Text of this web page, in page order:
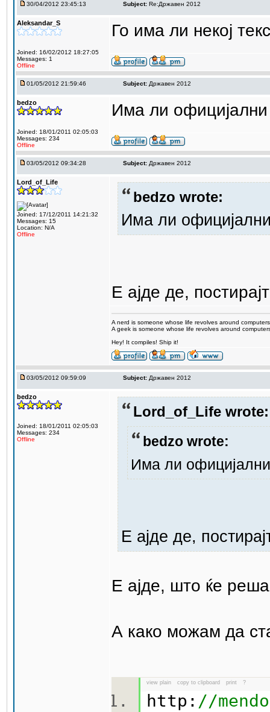
30/04/2012 23:45:13 Subject: Re:Државен 2012
Aleksandar_S
Joined: 16/02/2012 18:27:05
Messages: 1
Offline
Го има ли некој
01/05/2012 21:59:46 Subject: Државен 2012
bedzo
Joined: 18/01/2011 02:05:03
Messages: 234
Offline
Има ли официјални
03/05/2012 09:34:28 Subject: Државен 2012
Lord_of_Life
Joined: 17/12/2011 14:21:32
Messages: 15
Location: N/A
Offline
bedzo wrote:
Има ли
Е ајде де,
A nerd is someone whose life revolves around
A geek is someone whose life revolves around
Hey! It compiles! Ship it!
03/05/2012 09:59:09 Subject: Државен 2012
bedzo
Joined: 18/01/2011 02:05:03
Messages: 234
Offline
Lord_of_Life wrote:
bedzo wrote:
Има ли
Е ајде де,
Е ајде, што ќе
А како можам да
view plain copy to clipboard print ?
http: //